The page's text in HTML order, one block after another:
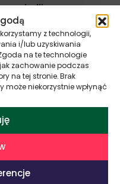
z technologii,
i/lub uzyskiwania
na te technologie
zachowanie podczas
na tej stronie. Brak
niekorzystnie wpłynąć
and allies,
stable